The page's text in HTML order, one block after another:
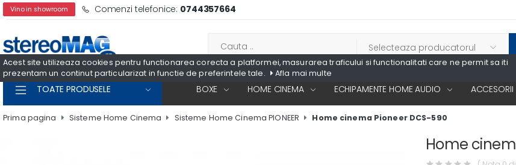
Acest site utilizeaza cookies pentru functionarea corecta a platformei, masurarea traficului si functionalitati care ne permit sa iti
prezentam un continut particularizat in functie de preferintele tale.
Afla mai multe
Vino in showroom Comenzi telefonice: 0744357664
TOATE PRODUSELE BOXE HOME CINEMA ECHIPAMENTE HOME AUDIO ACCESORII
Prima pagina Sisteme Home Cinema Sisteme Home Cinema PIONEER Home cinema Pioneer DCS-590
Home